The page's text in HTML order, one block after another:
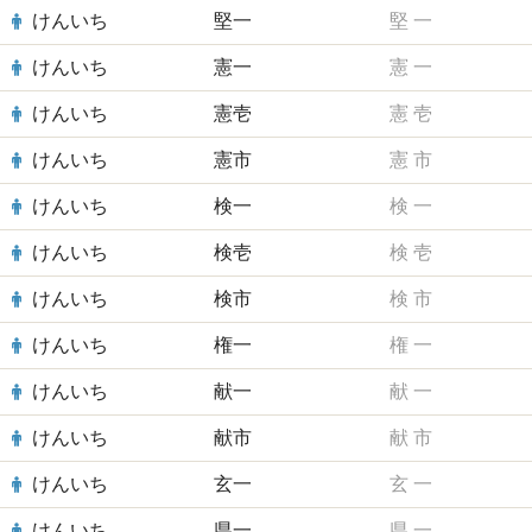
けんいち 堅一 堅 一
けんいち 憲一 憲 一
けんいち 憲壱 憲 壱
けんいち 憲市 憲 市
けんいち 検一 検 一
けんいち 検壱 検 壱
けんいち 検市 検 市
けんいち 権一 権 一
けんいち 献一 献 一
けんいち 献市 献 市
けんいち 玄一 玄 一